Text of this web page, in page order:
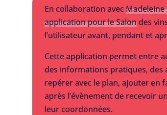
En collaboration avec
application pour le Salondes
l’utilisateur avant, pendant et
Cette application permet entre
des informations pratiques, des
repérer avec le plan, ajouter en
après l’évènement de recevoir
leur coordonnées.